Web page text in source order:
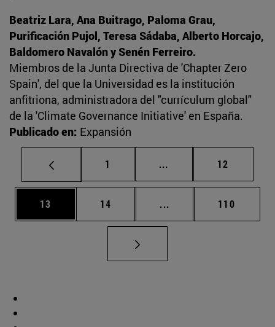
Beatriz Lara, Ana Buitrago, Paloma Grau,
Purificación Pujol, Teresa Sádaba, Alberto Horcajo,
Baldomero Navalón y Senén Ferreiro.
Miembros de la Junta Directiva de 'Chapter Zero
Spain', del que la Universidad es la institución
anfitriona, administradora del "currículum global"
de la 'Climate Governance Initiative' en España.
Publicado en: Expansión
Página
1 ... Páginas intermedias
Página
12
Página
13 Página
14 ... Páginas intermedias
Página
110